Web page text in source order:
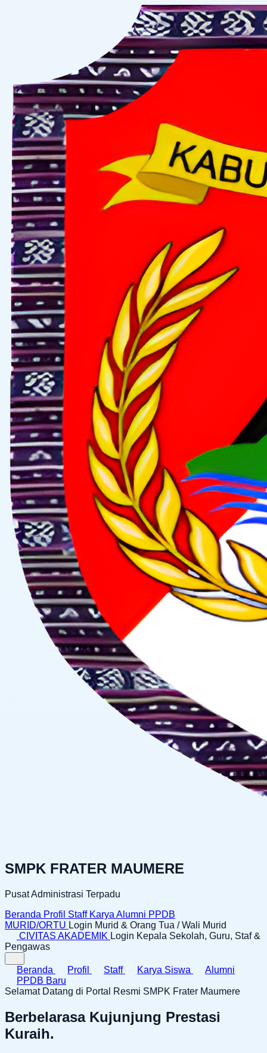
SMPK FRATER MAUMERE
Pusat Administrasi Terpadu
Beranda Profil Staff Karya Alumni PPDB
MURID/ORTU Login Murid & Orang Tua / Wali Murid
CIVITAS AKADEMIK Login Kepala Sekolah, Guru, Staf &
Pengawas
Beranda Profil Staff Karya Siswa
Alumni
PPDB Baru
Selamat Datang di Portal Resmi SMPK Frater Maumere
Berbelarasa Kujunjung Prestasi
Kuraih.